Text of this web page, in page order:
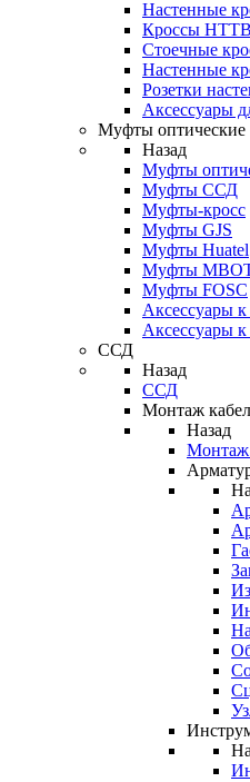
Настенные
Кроссы HTTB
Стоечные
Настенные
Розетки
Аксессуары
Муфты оптические
Назад
Муфты
Муфты ССД
Муфты-кросс
Муфты GJS
Муфты Huatel
Муфты
Муфты FOSC
Аксессуары
Аксессуары
ССД
Назад
ССД
Монтаж
Назад
Монтаж